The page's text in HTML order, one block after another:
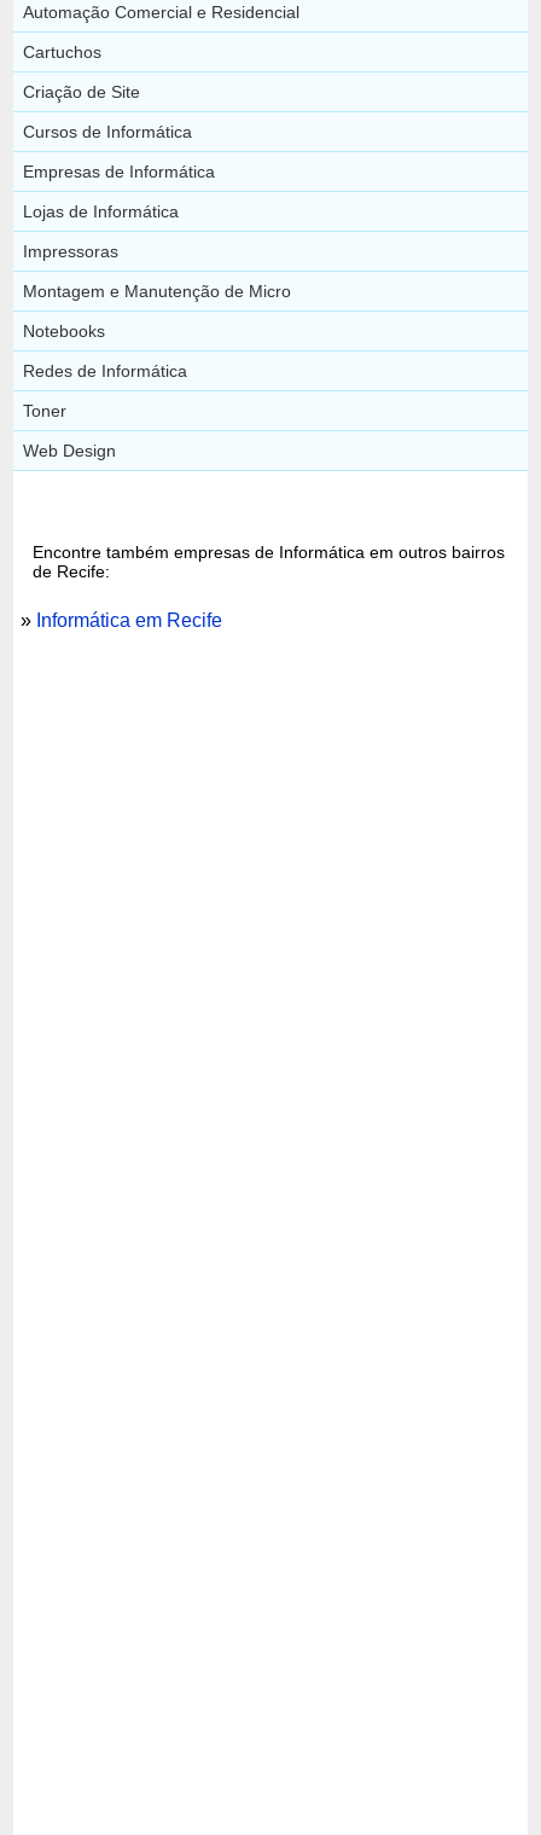
Automação Comercial e Residencial
Cartuchos
Criação de Site
Cursos de Informática
Empresas de Informática
Lojas de Informática
Impressoras
Montagem e Manutenção de Micro
Notebooks
Redes de Informática
Toner
Web Design
Encontre também empresas de Informática em outros bairros
de Recife:
» Informática em Recife